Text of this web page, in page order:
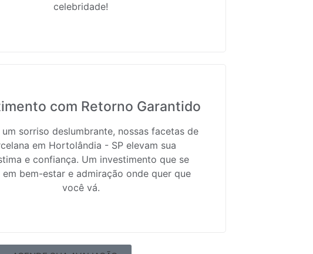
celebridade!
com Retorno Garantido
um sorriso deslumbrante, nossas facetas de
em Hortolândia - SP elevam sua
e confiança. Um investimento que se
bem-estar e admiração onde quer que
você vá.